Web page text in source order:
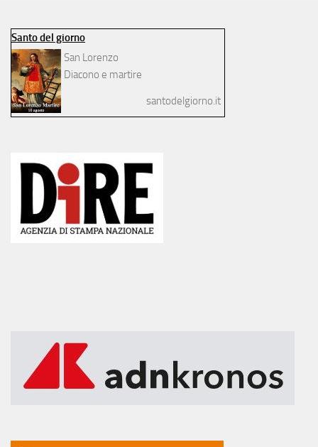
Santo del giorno
San Lorenzo
Diacono e martire
santodelgiorno.it